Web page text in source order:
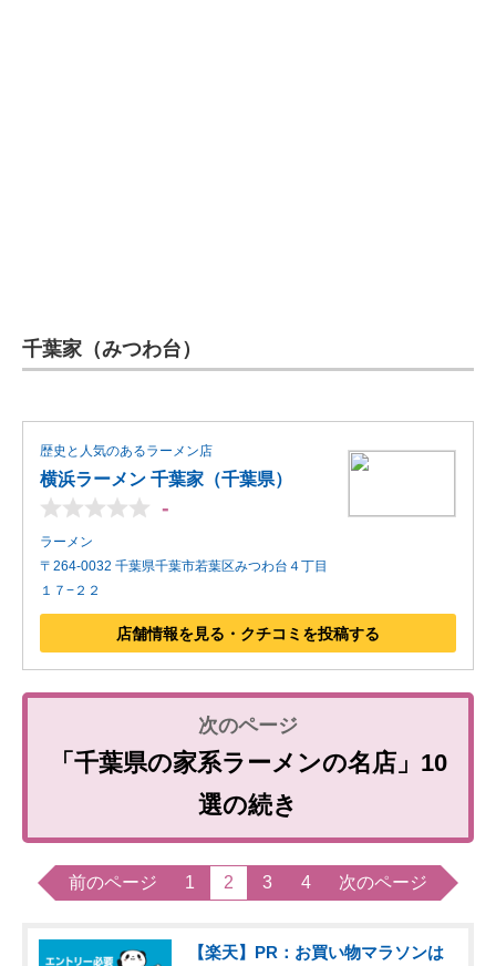
千葉家 （みつわ台）
歴史と人気のあるラーメン店
横浜ラーメン 千葉家（千葉県）
-
ラーメン
〒264-0032 千葉県千葉市若葉区みつわ台４丁目
１７−２２
店舗情報を見る・クチコミを投稿する
「千葉県の家系ラーメンの名店」10
選の続き
前のページ 1 2 3 4 次のページ
【楽天】PR：お買い物マラソンは